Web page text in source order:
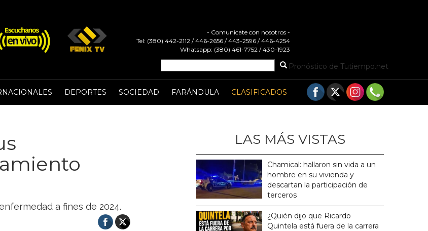
- Comunicate con nosotros -
Tel: (380) 442-2112 / 446-2656 / 443-2596 / 446-4254
Whatsapp: (380) 461-7752 / 430-1923
Pronóstico de Tutiempo.net
DEPORTES SOCIEDAD FARÁNDULA CLASIFICADOS
a fines de 2024.
LAS MÁS VISTAS
Chamical: hallaron sin vida a un
hombre en su vivienda y
descartan la participación de
terceros
¿Quién dijo que Ricardo
Quintela está fuera de la carrera